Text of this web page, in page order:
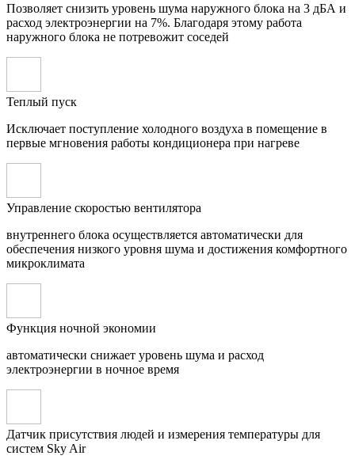
Позволяет снизить уровень шума наружного блока на 3 дБА и
расход электроэнергии на 7%. Благодаря этому работа
наружного блока не потревожит соседей
Теплый пуск
Исключает поступление холодного воздуха в помещение в
первые мгновения работы кондиционера при нагреве
Управление скоростью вентилятора
внутреннего блока осуществляется автоматически для
обеспечения низкого уровня шума и достижения комфортного
микроклимата
Функция ночной экономии
автоматически снижает уровень шума и расход
электроэнергии в ночное время
Датчик присутствия людей и измерения температуры для
систем Sky Air